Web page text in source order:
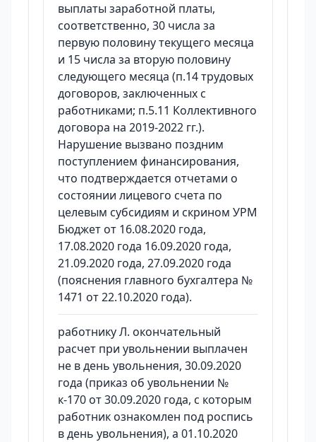
выплаты заработной платы,
соответственно, 30 числа за
первую половину текущего месяца
и 15 числа за вторую половину
следующего месяца (п.14 трудовых
договоров, заключенных с
работниками; п.5.11 Коллективного
договора на 2019-2022 гг.).
Нарушение вызвано поздним
поступлением финансирования,
что подтверждается отчетами о
состоянии лицевого счета по
целевым субсидиям и скрином УРМ
Бюджет от 16.08.2020 года,
17.08.2020 года 16.09.2020 года,
21.09.2020 года, 27.09.2020 года
(пояснения главного бухгалтера №
1471 от 22.10.2020 года).
работнику Л. окончательный
расчет при увольнении выплачен
не в день увольнения, 30.09.2020
года (приказ об увольнении №
к-170 от 30.09.2020 года, с которым
работник ознакомлен под роспись
в день увольнения), а 01.10.2020